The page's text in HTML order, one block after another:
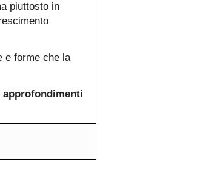
piuttosto in
e forme che la
approfondimenti